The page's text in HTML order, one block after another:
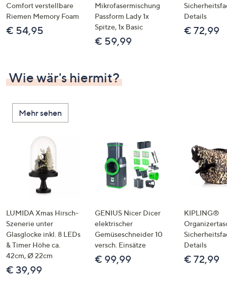
Comfort verstellbare
Riemen Memory Foam
€ 54,95
Mikrofasermischung
Passform Lady 1x
Spitze, 1x Basic
€ 59,99
Details
€ 72,99
Wie wär's hiermit?
Mehr sehen
LUMIDA Xmas Hirsch-
Szenerie unter
Glasglocke inkl. 8 LEDs
& Timer Höhe ca.
42cm, Ø 22cm
€ 39,99
GENIUS Nicer Dicer
elektrischer
Gemüseschneider 10
versch. Einsätze
€ 99,99
KIPLING®
Details
€ 72,99